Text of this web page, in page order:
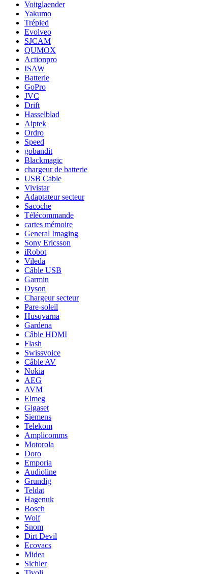
Voitglaender
Yakumo
Trépied
Evolveo
SJCAM
QUMOX
Actionpro
ISAW
Batterie
GoPro
JVC
Drift
Hasselblad
Aiptek
Ordro
Speed
gobandit
Blackmagic
chargeur de batterie
USB Cable
Vivistar
Adaptateur secteur
Sacoche
Télécommande
cartes mémoire
General Imaging
Sony Ericsson
iRobot
Vileda
Câble USB
Garmin
Dyson
Chargeur secteur
Pare-soleil
Husqvarna
Gardena
Câble HDMI
Flash
Swissvoice
Câble AV
Nokia
AEG
AVM
Elmeg
Gigaset
Siemens
Telekom
Amplicomms
Motorola
Doro
Emporia
Audioline
Grundig
Teldat
Hagenuk
Bosch
Wolf
Snom
Dirt Devil
Ecovacs
Midea
Sichler